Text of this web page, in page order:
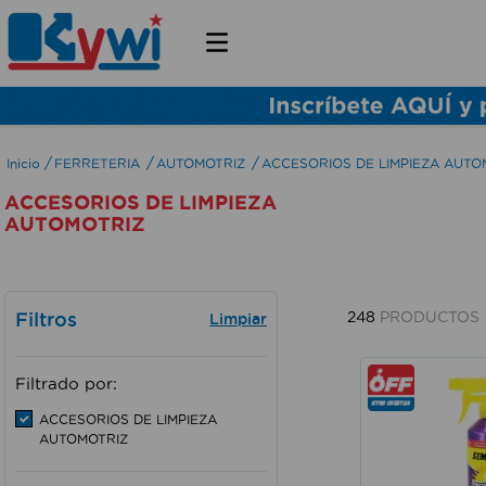
FERRETERIA AUTOMOTRIZ ACCESORIOS DE LIMPIEZA
ACCESORIOS DE LIMPIEZA
AUTOMOTRIZ
Filtros
Filtrado por:
ACCESORIOS DE LIMPIEZA
AUTOMOTRIZ
248 PRODUCTOS